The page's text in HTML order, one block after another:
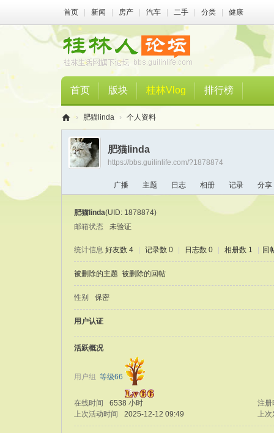
首页 新闻 房产 汽车 二手 分类 健康
首页 版块 桂林Vlog 排行榜
桂
林
人
› 肥猫linda › 个人资料
肥猫linda
https://bbs.guilinlife.com/?1878874
广播 主题 日志 相册 记录 分享
肥猫linda(UID: 1878874)
邮箱状态
未验证
统计信息 好友数 4 记录数 0 日志数 0 相册数 1 回
被删除的主题 被删除的回帖
性别 保密
用户认证
活跃概况
用户组 等级66
在线时间 6538 小时
注册
上次活动时间
2025-12-12 09:49 上次